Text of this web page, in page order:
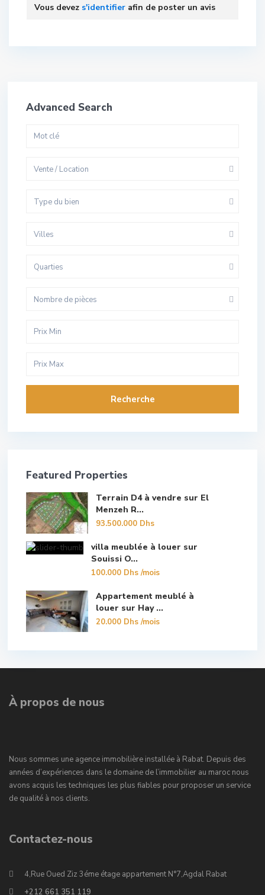
Vous devez s'identifier afin de poster un avis
Advanced Search
Vente / Location
Type du bien
Villes
Quarties
Nombre de pièces
Recherche
Featured Properties
Terrain D4 à vendre sur El
Menzeh R...
93.500.000 Dhs
villa meublée à louer sur
Souissi O...
100.000 Dhs/mois
Appartement meublé à
louer sur Hay ...
20.000 Dhs/mois
À propos de nous
Nous sommes une agence immobilière installée à Rabat. Depuis des
années d’expériences dans le domaine de l’immobilier au maroc nous
avons acquis les techniques les plus fiables pour proposer un service
de qualité à nos clients.
Contactez-nous
4,Rue Oued Ziz 3éme étage appartement N°7,Agdal Rabat
+212 661 351 119